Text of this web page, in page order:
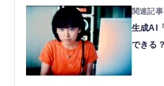
生成AI
できる